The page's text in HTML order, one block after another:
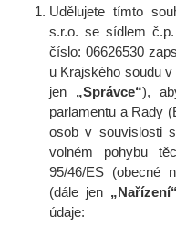
Udělujete tímto
s.r.o.se sídlem
číslo:06626530
u Krajského soudu
jen „Správce“),
parlamentu a Rady
osob v souvislosti
volném pohybu
95/46/ES (obecné
(dále jen „Nařízení“
údaje: